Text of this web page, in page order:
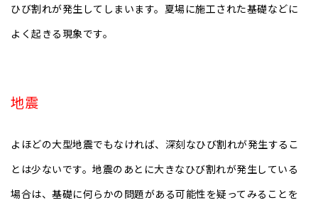
ひび割れが発生してしまいます。夏場に施工された基礎などに
よく起きる現象です。
地震
よほどの大型地震でもなければ、深刻なひび割れが発生するこ
とは少ないです。地震のあとに大きなひび割れが発生している
場合は、基礎に何らかの問題がある可能性を疑ってみることを